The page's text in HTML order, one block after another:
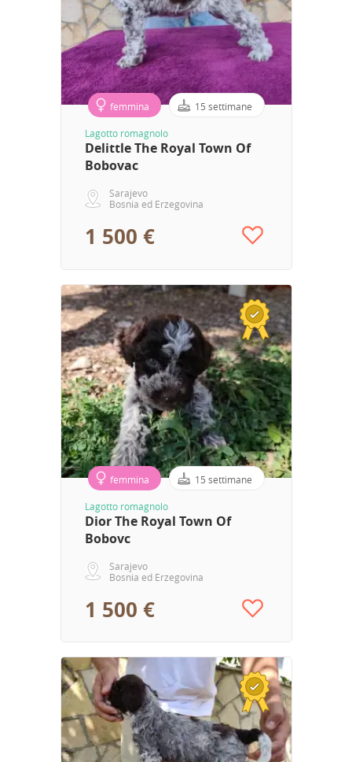
femmina 15 settimane
Lagotto romagnolo
Delittle The Royal Town Of
Bobovac
Sarajevo
Bosnia ed Erzegovina
1 500 €
femmina 15 settimane
Lagotto romagnolo
Dior The Royal Town Of
Bobovc
Sarajevo
Bosnia ed Erzegovina
1 500 €